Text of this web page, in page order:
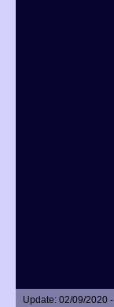
Update: 02/09/2020